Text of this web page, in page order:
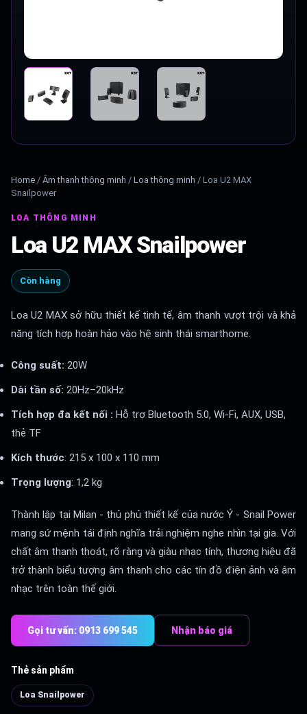
Home / Âm thanh thông minh / Loa thông minh / Loa U2 MAX
Snailpower
LOA THÔNG MINH
Loa U2 MAX Snailpower
Còn hàng
Loa U2 MAX sở hữu thiết kế tinh tế, âm thanh vượt trội và khả
năng tích hợp hoàn hảo vào hệ sinh thái smarthome.
Công suất: 20W
Dài tần số: 20Hz–20kHz
Tích hợp đa kết nối : Hỗ trợ Bluetooth 5.0, Wi-Fi, AUX, USB,
thẻ TF
Kích thước: 215 x 100 x 110 mm
Trọng lượng: 1,2 kg
Thành lập tại Milan - thủ phủ thiết kế của nước Ý - Snail Power
mang sứ mệnh tái định nghĩa trải nghiệm nghe nhìn tại gia. Với
chất âm thanh thoát, rõ ràng và giàu nhạc tính, thương hiệu đã
trở thành biểu tượng âm thanh cho các tín đồ điện ảnh và âm
nhạc trên toàn thế giới.
Gọi tư vấn: 0913 699 545 Nhận báo giá
Thẻ sản phẩm
Loa Snailpower